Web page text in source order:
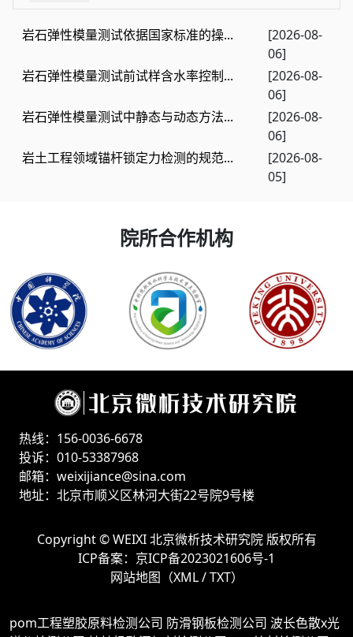
岩石弹性模量测试依据国家标准的操...
[2026-08-
06]
岩石弹性模量测试前试样含水率控制...
[2026-08-
06]
岩石弹性模量测试中静态与动态方法...
[2026-08-
06]
岩土工程领域锚杆锁定力检测的规范...
[2026-08-
05]
院所合作机构
热线：156-0036-6678
投诉：010-53387968
邮箱：weixijiance@sina.com
地址：北京市顺义区林河大街22号院9号楼
Copyright ©WEIXI 北京微析技术研究院版权所有
ICP备案： 京ICP备2023021606号-1
网站地图（XML/TXT）
pom工程塑胶原料检测公司 防滑钢板检测公司 波长色散x光